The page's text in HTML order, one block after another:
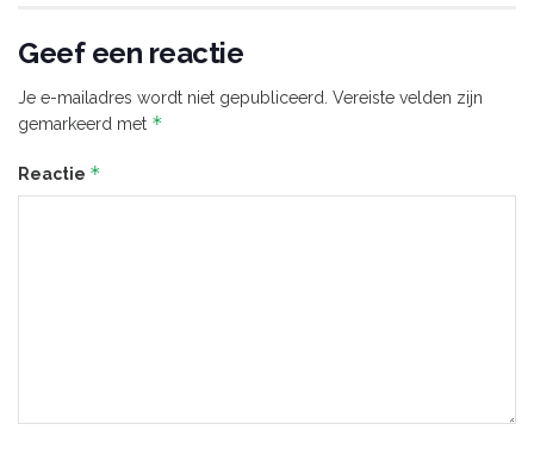
Geef een reactie
Je e-mailadres wordt niet gepubliceerd. Vereiste velden zijn
gemarkeerd met *
Reactie *